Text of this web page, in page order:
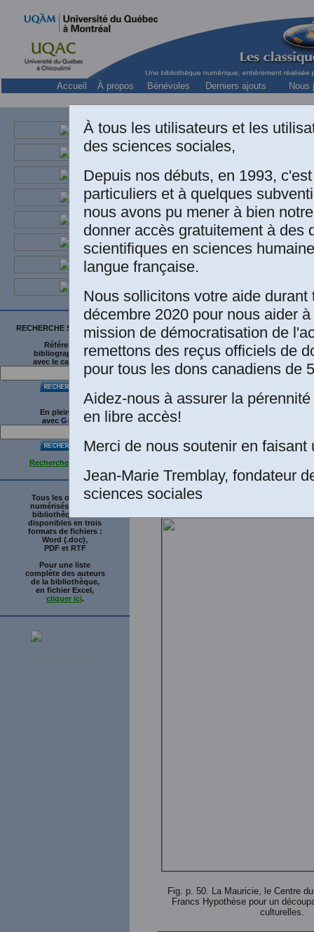
Accueil À propos Bénévoles Derniers ajouts Nous
RECHERCHE SUR LE SITE
Références
bibliographiques
avec le catalogue
En plein texte
avec Go e
Recherche avancée
Tous les ouvrages
numérisés de cette
bibliothèque sont
disponibles en trois
formats de fichiers :
Word (.doc),
PDF et RTF
Pour une liste
complète des auteurs
de la bibliothèque,
en fichier Excel,
cliquer ici.
Collection «
Une édition
la direction de
culturelle.
Québec :
la culture,1994,
diffuser en
Classiques des
mars 2025 par
l’Université
Fig. p. 50. La Mauricie, le Centre
Francs Hypothèse pour un
culturelles.
À tous les utilisateurs et les
des sciences sociales,
Depuis nos débuts, en 1993,
particuliers et à quelques
nous avons pu mener à bien
donner accès gratuitement à des
scientifiques en sciences
langue française.
Nous sollicitons votre aide durant
décembre 2020 pour nous aider
mission de démocratisation de
remettons des reçus officiels de
pour tous les dons canadiens de
Aidez-nous à assurer la
en libre accès!
Merci de nous soutenir en faisant
Jean-Marie Tremblay, fondateur
sciences sociales